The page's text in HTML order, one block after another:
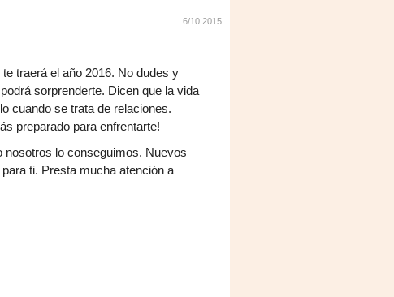
6/10 2015
traerá el año 2016. No dudes y
sorprenderte. Dicen que la vida
cuando se trata de relaciones.
preparado para enfrentarte!
nosotros lo conseguimos. Nuevos
ti. Presta mucha atención a